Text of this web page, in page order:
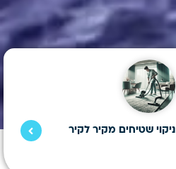
ניקוי שטיחים מקיר לקיר